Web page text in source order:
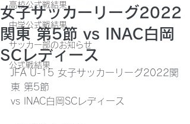
高校公式戦結果
中学公式戦結果
サッカー部のお知らせ
公式戦結果
女子サッカーリーグ2022
関東 第5節 vs INAC白岡
SCレディース
JFA U-15 女子サッカーリーグ2022関
東 第5節
vs INAC白岡SCレディース